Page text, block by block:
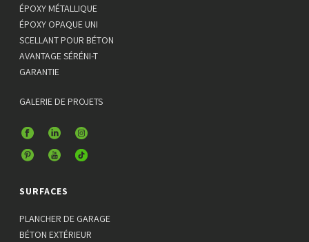
ÉPOXY MÉTALLIQUE
ÉPOXY OPAQUE UNI
SCELLANT POUR BÉTON
AVANTAGE SÉRÉNI-T
GARANTIE
GALERIE DE PROJETS
SURFACES
PLANCHER DE GARAGE
BÉTON EXTÉRIEUR